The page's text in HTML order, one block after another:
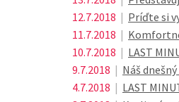
12.7.2018 | Príďte si
11.7.2018 |
10.7.2018 | LAST
9.7.2018 | Náš
4.7.2018 | LAST